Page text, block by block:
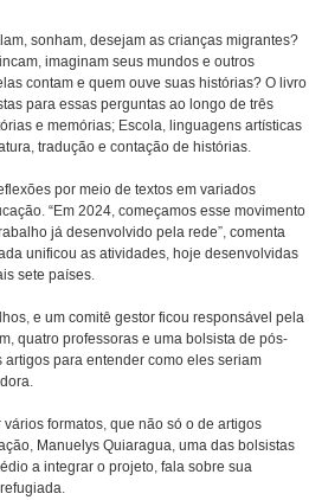
sonham, desejam as crianças migrantes?
imaginam seus mundos e outros
contam e quem ouve suas histórias? O livro
para essas perguntas ao longo de três
e memórias; Escola, linguagens artísticas
tradução e contação de histórias.
por meio de textos em variados
“Em 2024, começamos esse movimento
já desenvolvido pela rede”, comenta
unificou as atividades, hoje desenvolvidas
sete países.
e um comitê gestor ficou responsável pela
quatro professoras e uma bolsista de pós-
para entender como eles seriam
formatos, que não só o de artigos
Manuelys Quiaragua, uma das bolsistas
a integrar o projeto, fala sobre sua